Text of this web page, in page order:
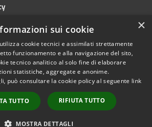
Meccanismo di feedback
Copyright © 2026 • Comune di
Municipium•
Accesso
redazione
×
sui cookie
cookie tecnici e assimilati strettamente
funzionamento e alla navigazione del sito,
tecnico analitico al solo fine di elaborare
statistiche, aggregate e anonime.
può consultare la cookie policy al seguente link
TUTTO RIFIUTA TUTTO
MOSTRA DETTAGLI